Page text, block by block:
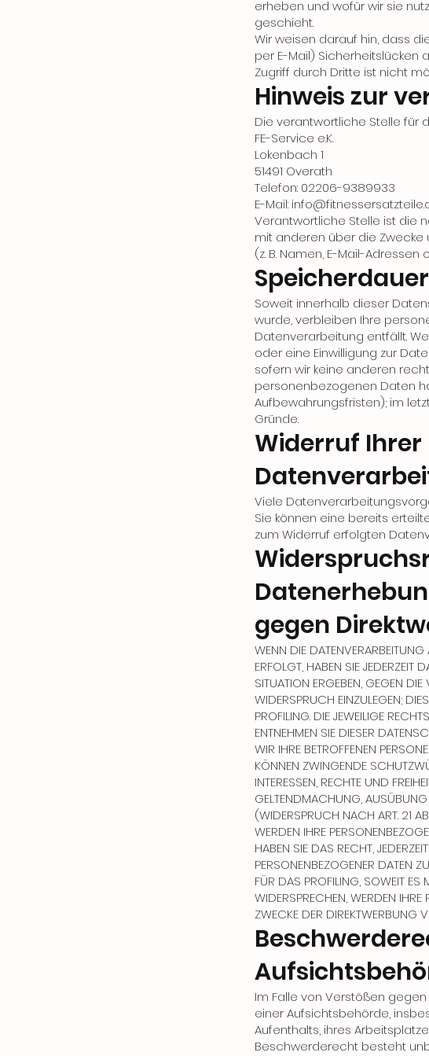
erheben und wofür wir sie
geschieht.
Wir weisen darauf hin, dass
per E-Mail) Sicherheitslücken
Zugriff durch Dritte ist nicht
Hinweis zur
Die verantwortliche Stelle für
FE-Service e.K.
Lokenbach 1
51491 Overath
Telefon: 02206-9389933
E-Mail:
Verantwortliche Stelle ist die
mit anderen über die
(z. B. Namen, E-Mail-Adressen
Speicherdauer
Soweit innerhalb dieser
wurde, verbleiben Ihre
Datenverarbeitung entfällt.
oder eine Einwilligung zur
sofern wir keine anderen
personenbezogenen Daten
Aufbewahrungsfristen); im
Gründe.
Widerruf Ihrer
Viele
Sie können eine bereits
zum Widerruf erfolgten
gegen
WENN DIE
ERFOLGT, HABEN SIE JEDERZEIT
SITUATION ERGEBEN, GEGEN
WIDERSPRUCH EINZULEGEN;
PROFILING. DIE JEWEILIGE
ENTNEHMEN SIE DIESER
WIR IHRE BETROFFENEN
KÖNNEN ZWINGENDE
INTERESSEN, RECHTE UND
GELTENDMACHUNG,
(WIDERSPRUCH NACH ART. 21
WERDEN IHRE
HABEN SIE DAS RECHT,
PERSONENBEZOGENER DATEN
FÜR DAS PROFILING, SOWEIT ES
WIDERSPRECHEN, WERDEN
ZWECKE DER DIREKTWERBUNG
Im Falle von Verstößen
einer Aufsichtsbehörde,
Aufenthalts, ihres
Beschwerderecht besteht